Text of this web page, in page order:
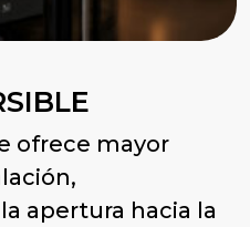
ofrece mayor
apertura hacia la